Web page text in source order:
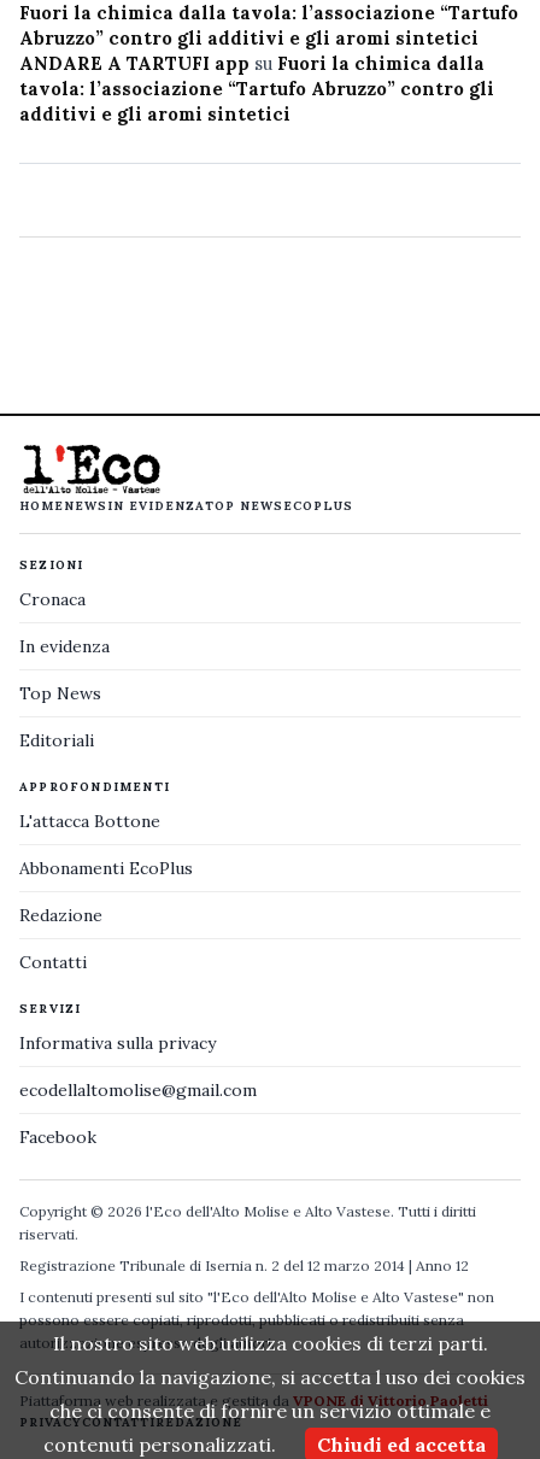
Fuori la chimica dalla tavola: l’associazione “Tartufo
Abruzzo” contro gli additivi e gli aromi sintetici
ANDARE A TARTUFI app su Fuori la chimica dalla
tavola: l’associazione “Tartufo Abruzzo” contro gli
additivi e gli aromi sintetici
HOMENEWS IN EVIDENZATOP NEWS ECOPLUS
SEZIONI
Cronaca
In evidenza
Top News
Editoriali
APPROFONDIMENTI
L'attacca Bottone
Abbonamenti EcoPlus
Redazione
Contatti
SERVIZI
Informativa sulla privacy
ecodellaltomolise@gmail.com
Facebook
Copyright © 2026 l'Eco dell'Alto Molise e Alto Vastese. Tutti i diritti
riservati.
Registrazione Tribunale di Isernia n. 2 del 12 marzo 2014 | Anno 12
I contenuti presenti sul sito "l'Eco dell'Alto Molise e Alto Vastese" non
possono essere copiati, riprodotti, pubblicati o redistribuiti senza
autorizzazione espressa degli autori.
Piattaforma web realizzata e gestita da VPONE di Vittorio Paoletti
PRIVACYCONTATTIREDAZIONE
Il nostro sito web utilizza cookies di terzi parti.
Continuando la navigazione, si accetta l uso dei cookies
che ci consente di fornire un servizio ottimale e
contenuti personalizzati.
Chiudi ed accetta